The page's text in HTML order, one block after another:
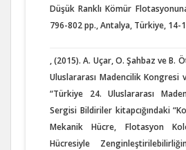
Düşük Ranklı Kömür
796-802 pp., Antalya, Türkiye, 14-
, (2015). A. Uçar, O. Şahbaz ve B.
Uluslararası Madencilik Kongresi
“Türkiye 24. Uluslararası
Sergisi Bildiriler kitapcığındaki
Mekanik Hücre, Flotasyon
Hücresiyle